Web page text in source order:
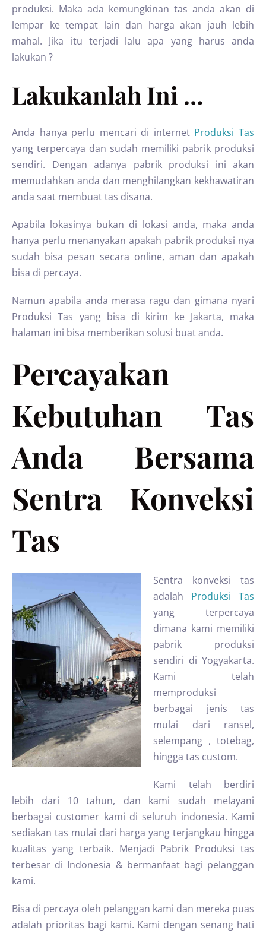
produksi. Maka ada kemungkinan tas anda akan di
lempar ke tempat lain dan harga akan jauh lebih
mahal. Jika itu terjadi lalu apa yang harus anda
lakukan ?
Lakukanlah Ini …
Anda hanya perlu mencari di internet Produksi Tas
yang terpercaya dan sudah memiliki pabrik produksi
sendiri. Dengan adanya pabrik produksi ini akan
memudahkan anda dan menghilangkan kekhawatiran
anda saat membuat tas disana.
Apabila lokasinya bukan di lokasi anda, maka anda
hanya perlu menanyakan apakah pabrik produksi nya
sudah bisa pesan secara online, aman dan apakah
bisa di percaya.
Namun apabila anda merasa ragu dan gimana nyari
Produksi Tas yang bisa di kirim ke Jakarta, maka
halaman ini bisa memberikan solusi buat anda.
Percayakan
Kebutuhan Tas
Anda Bersama
Sentra Konveksi
Tas
Sentra konveksi tas
adalah Produksi Tas
yang terpercaya
dimana kami memiliki
pabrik produksi
sendiri di Yogyakarta.
Kami telah
memproduksi
berbagai jenis tas
mulai dari ransel,
selempang , totebag,
hingga tas custom.
Kami telah berdiri
lebih dari 10 tahun, dan kami sudah melayani
berbagai customer kami di seluruh indonesia. Kami
sediakan tas mulai dari harga yang terjangkau hingga
kualitas yang terbaik. Menjadi Pabrik Produksi tas
terbesar di Indonesia & bermanfaat bagi pelanggan
kami.
Bisa di percaya oleh pelanggan kami dan mereka puas
adalah prioritas bagi kami. Kami dengan senang hati